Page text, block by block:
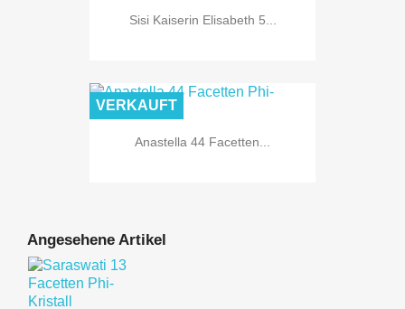
Sisi Kaiserin Elisabeth 5...
Anastella 44 Facetten...
VERKAUFT
Angesehene Artikel